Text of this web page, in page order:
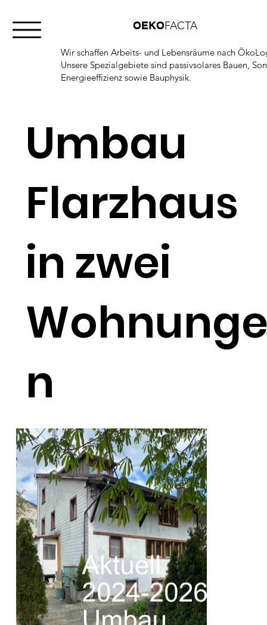
OEKOFACTA
Wir schaffen Arbeits- und Lebensräume nach
Unsere Spezialgebiete sind passivsolares Bauen,
Energieeffizienz sowie Bauphysik.
Umbau
Flarzhaus
in zwei
n